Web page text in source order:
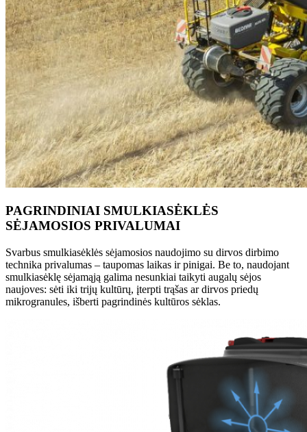
PAGRINDINIAI SMULKIASĖKLĖS
SĖJAMOSIOS PRIVALUMAI
Svarbus smulkiasėklės sėjamosios naudojimo su dirvos dirbimo
technika privalumas – taupomas laikas ir pinigai. Be to, naudojant
smulkiasėklę sėjamąją galima nesunkiai taikyti augalų sėjos
naujoves: sėti iki trijų kultūrų, įterpti trąšas ar dirvos priedų
mikrogranules, išberti pagrindinės kultūros sėklas.